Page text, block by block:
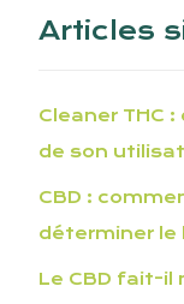
Articles
Cleaner THC
de son
CBD :
déterminer le
Le CBD fait-il